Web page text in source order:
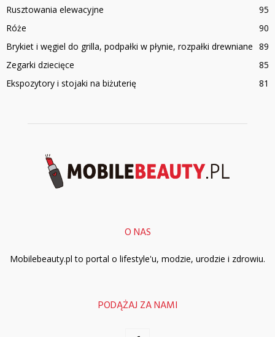
Rusztowania elewacyjne
95
Róże
90
Brykiet i węgiel do grilla, podpałki w płynie, rozpałki drewniane 89
Zegarki dziecięce
85
Ekspozytory i stojaki na biżuterię
81
O NAS
Mobilebeauty.pl to portal o lifestyle'u, modzie, urodzie i zdrowiu.
PODĄŻAJ ZA NAMI